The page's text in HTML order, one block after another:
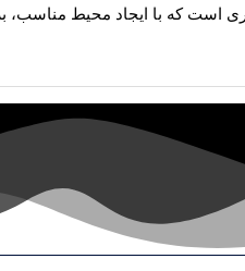
است که با ایجاد محیط